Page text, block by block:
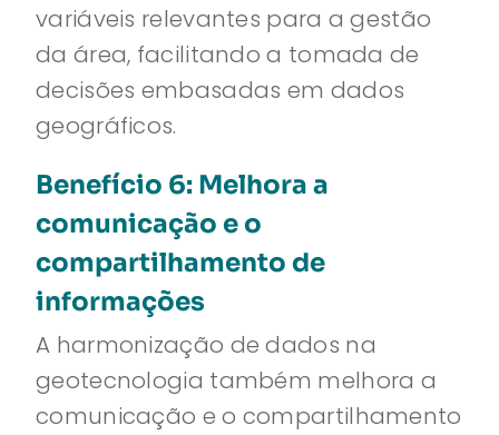
variáveis relevantes para a gestão
da área, facilitando a tomada de
decisões embasadas em dados
geográficos.
Benefício 6: Melhora a
comunicação e o
compartilhamento de
informações
A harmonização de dados na
geotecnologia também melhora a
comunicação e o compartilhamento